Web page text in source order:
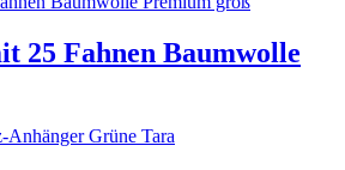
25 Fahnen Baumwolle